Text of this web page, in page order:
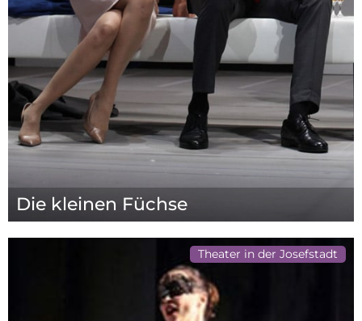
Die kleinen Füchse
Theater in der Josefstadt